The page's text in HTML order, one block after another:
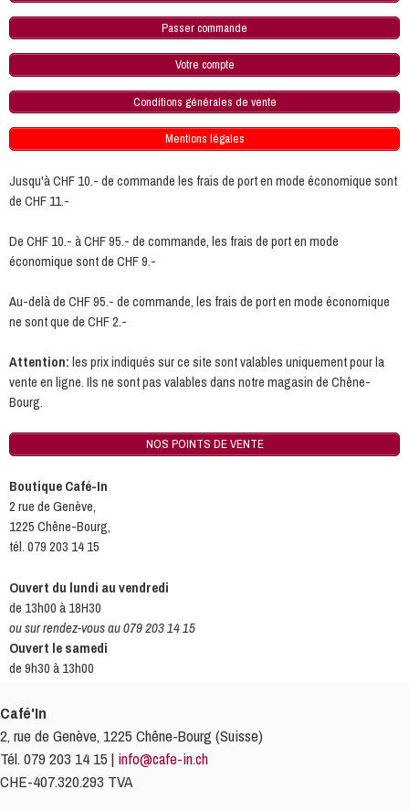
Passer commande
Votre compte
Conditions générales de vente
Mentions légales
Jusqu'à CHF 10.- de commande les frais de port en mode économique sont
de CHF 11.-
De CHF 10.- à CHF 95.- de commande, les frais de port en mode
économique sont de CHF 9.-
Au-delà de CHF 95.- de commande, les frais de port en mode économique
ne sont que de CHF 2.-
Attention: les prix indiqués sur ce site sont valables uniquement pour la
vente en ligne. Ils ne sont pas valables dans notre magasin de Chêne-
Bourg.
NOS POINTS DE VENTE
Boutique Café-In
2 rue de Genève,
1225 Chêne-Bourg,
tél. 079 203 14 15
Ouvert du lundi au vendredi
de 13h00 à 18H30
ou sur rendez-vous au 079 203 14 15
Ouvert le samedi
de 9h30 à 13h00
Café'In
2, rue de Genève, 1225 Chêne-Bourg (Suisse)
Tél. 079 203 14 15 | info@cafe-in.ch
CHE-407.320.293 TVA